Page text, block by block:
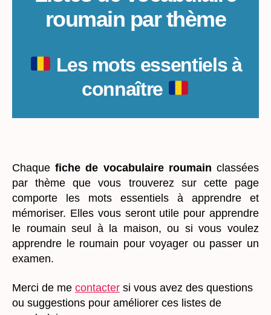
roumain par thème
Les mots essentiels à
connaître
Chaquefiche de vocabulaire roumainclassées
par thème que vous trouverez sur cette page
comporte les mots essentiels à apprendre et
mémoriser. Elles vous seront utile pour apprendre
le roumain seul à la maison, ou si vous voulez
apprendre le roumain pour voyager ou passer un
examen.
Merci de me contacter si vous avez des questions
ou suggestions pour améliorer ces listes de